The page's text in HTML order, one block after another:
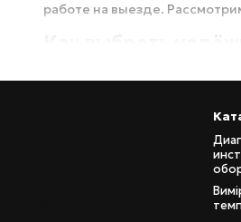
работе на выезде.
шкальном циферблате.
наше время более
полупроводниковые
мультиметр ничем не
мультиметра – богатый
подключение к компьютеру